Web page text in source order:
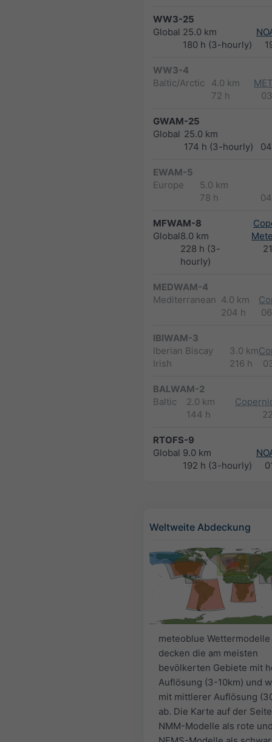
WW3-25
Global 25.0 km
180 h (3-hourly)
WW3-4
Baltic/Arctic
4.0 km
72 h
GWAM-25
Global 25.0 km
174 h (3-hourly)
EWAM-5
Europe
5.0 km
78 h
MFWAM-8
Global8.0 km
228 h (3-
hourly)
MEDWAM-4
Mediterranean 4.0 km
204 h
IBIWAM-3
Iberian Biscay
Irish
3.0 km
216 h
BALWAM-2
Baltic
2.0 km
144 h
RTOFS-9
Global 9.0 km
192 h (3-hourly)
Weltweite Abdeckung
meteoblue Wettermodelle
decken die am meisten
bevölkerten Gebiete mit
Auflösung (3-10km) und
mit mittlerer Auflösung
ab. Die Karte auf der
NMM-Modelle als rote